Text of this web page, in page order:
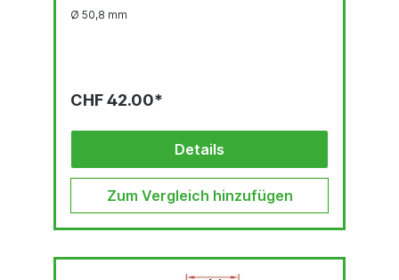
Ø 50,8 mm
CHF 42.00*
Details
Zum Vergleich hinzufügen